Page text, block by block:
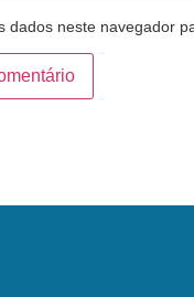
dados neste navegador